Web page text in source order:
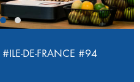
#ILE-DE-FRANCE #94